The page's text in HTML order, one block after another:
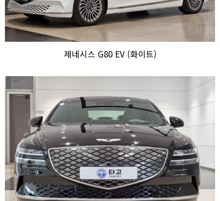
제네시스 G80 EV (화이트)